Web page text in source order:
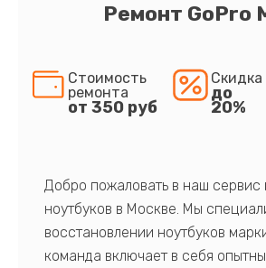
Ремонт GoPro
Стоимость
ремонта
от 350 руб
Скидка
до
20%
Добро пожаловать в наш сервис
ноутбуков в Москве. Мы
восстановлении ноутбуков
команда включает в себя